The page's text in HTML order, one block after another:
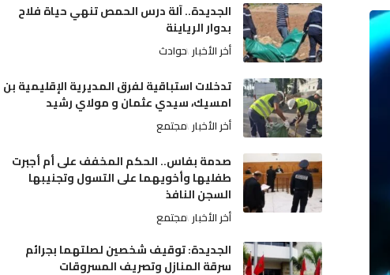
الجديدة.. آلة درس الحمص تنهي حياة فلاح
بدوار الرياينة
أخر الأخبار حوادث
تدخلات استباقية لفرق المديرية الإقليمية بن
امسيك، سيدي عثمان و مولاي رشيد
أخر الأخبار مجتمع
صدمة بفاس.. الحكم المخفف على أم أجبرت
طفليها وأخويهما على التسول وتجنيبها
السجن النافذ
أخر الأخبار مجتمع
الجديدة: توقيف شخصين لصلتهما بجرائم
سرقة المنازل وتصريف المسروقات